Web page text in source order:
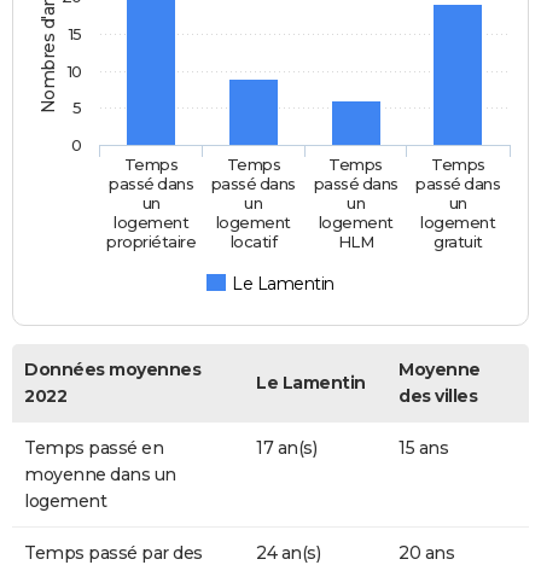
Nombres d'années
Le Lamentin
Temps
passé dans
un
logement
propriétaire
Temps
passé dans
un
logement
locatif
Temps
passé dans
un
logement
HLM
Temps
passé dans
un
logement
gratuit
0
5
10
15
Données moyennes
2022
Le Lamentin
Moyenne
des villes
Temps passé en
moyenne dans un
logement
17 an(s) 15 ans
Temps passé par des
24 an(s) 20 ans